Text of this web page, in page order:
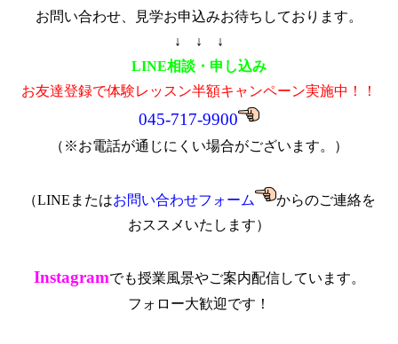
お問い合わせ、見学お申込みお待ちしております。
↓ ↓ ↓
LINE相談・申し込み
お友達登録で体験レッスン半額キャンペーン実施中！！
045-717-9900
（※お電話が通じにくい場合がございます。）
（LINEまたはお問い合わせフォーム
からのご連絡を
おススメいたします）
Instagramでも授業風景やご案内配信しています。
フォロー大歓迎です！